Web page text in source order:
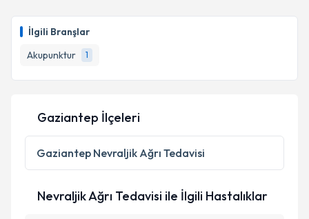
İlgili Branşlar
Akupunktur
1
Gaziantep İlçeleri
Gaziantep Nevraljik Ağrı Tedavisi
Nevraljik Ağrı Tedavisi ile İlgili Hastalıklar